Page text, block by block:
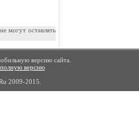
могут оставлять
версию сайта.
полную версию
2009-2015.